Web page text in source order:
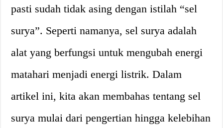
pasti sudah tidak asing dengan istilah “sel
surya”. Seperti namanya, sel surya adalah
alat yang berfungsi untuk mengubah energi
matahari menjadi energi listrik. Dalam
artikel ini, kita akan membahas tentang sel
surya mulai dari pengertian hingga kelebihan